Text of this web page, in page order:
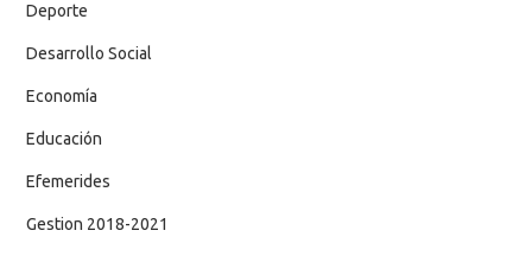
Deporte
Desarrollo Social
Economía
Educación
Efemerides
Gestion 2018-2021